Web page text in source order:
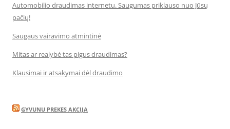
Automobilio draudimas internetu. Saugumas priklauso nuo Jūsų
pačių!
Saugaus vairavimo atmintinė
Mitas ar realybė tas pigus draudimas?
Klausimai ir atsakymai dėl draudimo
GYVUNU PREKES AKCIJA